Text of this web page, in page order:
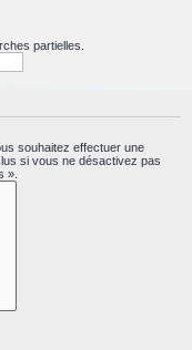
partielles.
souhaitez effectuer une
si vous ne désactivez pas
».